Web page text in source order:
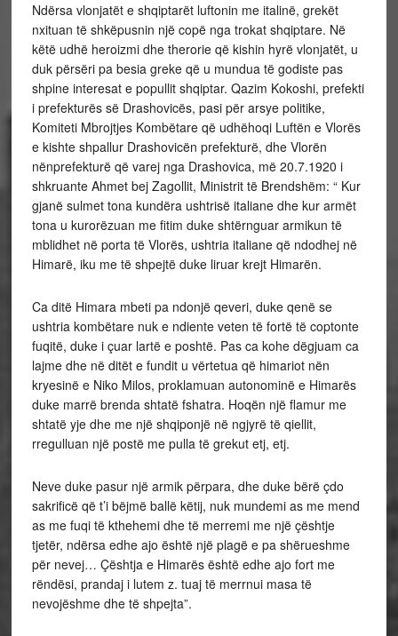
Ndërsa vlonjatët e shqiptarët luftonin me italinë, grekët
nxituan të shkëpusnin një copë nga trokat shqiptare. Në
këtë udhë heroizmi dhe therorie që kishin hyrë vlonjatët, u
duk përsëri pa besia greke që u mundua të godiste pas
shpine interesat e popullit shqiptar. Qazim Kokoshi, prefekti
i prefekturës së Drashovicës, pasi për arsye politike,
Komiteti Mbrojtjes Kombëtare që udhëhoqi Luftën e Vlorës
e kishte shpallur Drashovicën prefekturë, dhe Vlorën
nënprefekturë që varej nga Drashovica, më 20.7.1920 i
shkruante Ahmet bej Zagollit, Ministrit të Brendshëm: “ Kur
gjanë sulmet tona kundëra ushtrisë italiane dhe kur armët
tona u kurorëzuan me fitim duke shtërnguar armikun të
mblidhet në porta të Vlorës, ushtria italiane që ndodhej në
Himarë, iku me të shpejtë duke liruar krejt Himarën.
Ca ditë Himara mbeti pa ndonjë qeveri, duke qenë se
ushtria kombëtare nuk e ndiente veten të fortë të coptonte
fuqitë, duke i çuar lartë e poshtë. Pas ca kohe dëgjuam ca
lajme dhe në ditët e fundit u vërtetua që himariot nën
kryesinë e Niko Milos, proklamuan autonominë e Himarës
duke marrë brenda shtatë fshatra. Hoqën një flamur me
shtatë yje dhe me një shqiponjë në ngjyrë të qiellit,
rregulluan një postë me pulla të grekut etj, etj.
Neve duke pasur një armik përpara, dhe duke bërë çdo
sakrificë që t’i bëjmë ballë këtij, nuk mundemi as me mend
as me fuqi të kthehemi dhe të merremi me një çështje
tjetër, ndërsa edhe ajo është një plagë e pa shërueshme
për nevej… Çështja e Himarës është edhe ajo fort me
rëndësi, prandaj i lutem z. tuaj të merrnui masa të
nevojëshme dhe të shpejta”.